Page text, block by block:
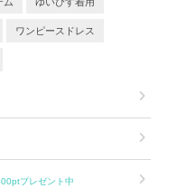
ワンピースドレス
プレゼント中